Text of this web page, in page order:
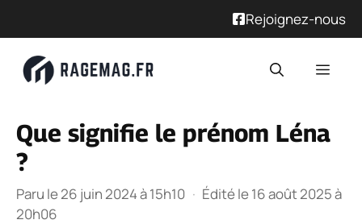
Rejoignez-nous
Que signifie le prénom Léna
?
Paru le 26 juin 2024 à 15h10 · Édité le 16 août 2025 à
20h06